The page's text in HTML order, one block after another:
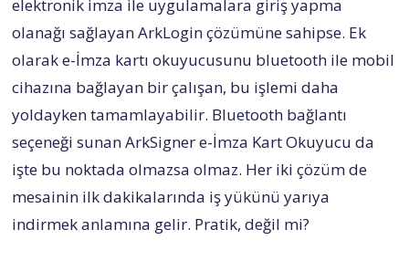
elektronik imza ile uygulamalara giriş yapma
olanağı sağlayan ArkLogin çözümüne sahipse. Ek
olarak e-İmza kartı okuyucusunu bluetooth ile mobil
cihazına bağlayan bir çalışan, bu işlemi daha
yoldayken tamamlayabilir. Bluetooth bağlantı
seçeneği sunan ArkSigner e-İmza Kart Okuyucu da
işte bu noktada olmazsa olmaz. Her iki çözüm de
mesainin ilk dakikalarında iş yükünü yarıya
indirmek anlamına gelir. Pratik, değil mi?